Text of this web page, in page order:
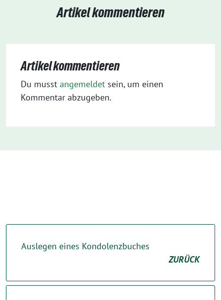
Artikel kommentieren
Artikel kommentieren
Du musst angemeldet sein, um einen
Kommentar abzugeben.
Auslegen eines Kondolenzbuches
ZURÜCK